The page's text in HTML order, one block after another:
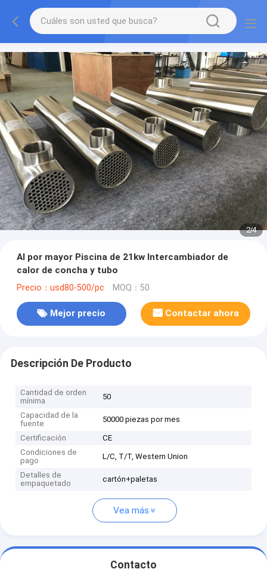
2/4
Al por mayor Piscina de 21kw Intercambiador de
calor de concha y tubo
Precio：usd80-500/pc MOQ：50
Mejor precio Contactar ahora
Descripción De Producto
Cantidad de orden
mínima
50
Capacidad de la
fuente
50000 piezas por mes
Certificación
CE
Condiciones de
pago
L/C, T/T, Western Union
Detalles de
empaquetado
cartón+paletas
Vea más
Contacto